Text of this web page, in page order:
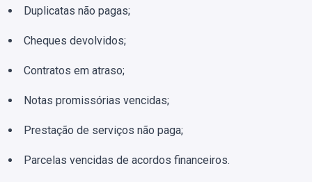
Duplicatas não pagas;
Cheques devolvidos;
Contratos em atraso;
Notas promissórias vencidas;
Prestação de serviços não paga;
Parcelas vencidas de acordos financeiros.